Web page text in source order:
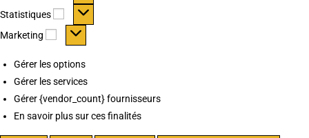
Statistiques Statistiques
Marketing Marketing
Gérer les options
Gérer les services
Gérer {vendor_count} fournisseurs
En savoir plus sur ces finalités